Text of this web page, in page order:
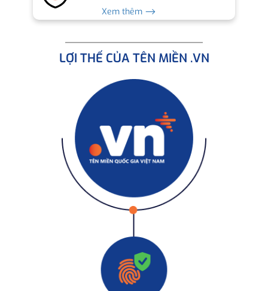
Xem thêm ⟶
LỢI THẾ CỦA TÊN MIỀN .VN